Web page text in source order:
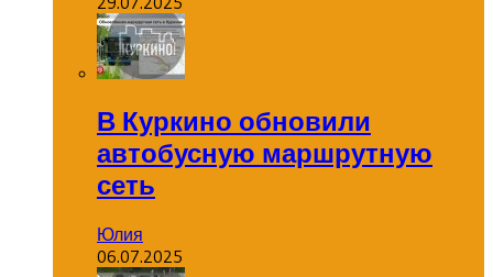
В Куркино обновили
автобусную маршрутную
сеть
Юлия
06.07.2025